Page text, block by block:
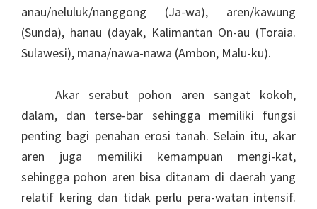
anau/neluluk/nanggong (Ja-wa), aren/kawung
(Sunda), hanau (dayak, Kalimantan On-au (Toraia.
Sulawesi), mana/nawa-nawa (Ambon, Malu-ku).
Akar serabut pohon aren sangat kokoh,
dalam, dan terse-bar sehingga memiliki fungsi
penting bagi penahan erosi tanah. Selain itu, akar
aren juga memiliki kemampuan mengi-kat,
sehingga pohon aren bisa ditanam di daerah yang
relatif kering dan tidak perlu pera-watan intensif.